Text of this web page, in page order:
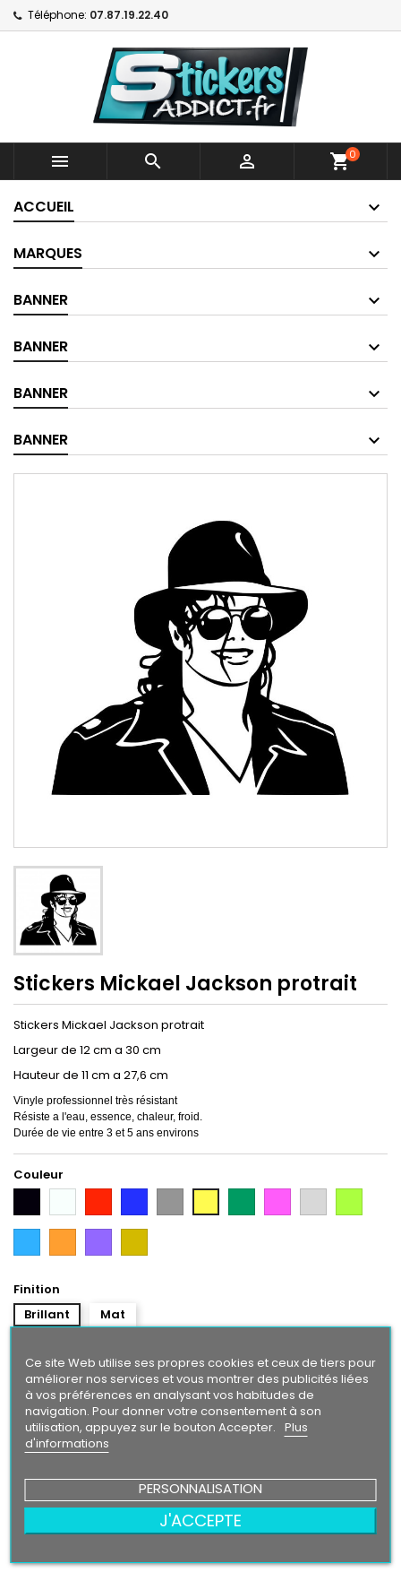
Téléphone: 07.87.19.22.40
   shopping_cart0
ACCUEIL
MARQUES
BANNER
BANNER
BANNER
BANNER
Stickers Mickael Jackson protrait
Stickers Mickael Jackson protrait
Largeur de 12 cm a 30 cm
Hauteur de 11 cm a 27,6 cm
Vinyle professionnel très résistant
Résiste a l'eau, essence, chaleur, froid.
Durée de vie entre 3 et 5 ans environs
Couleur
ArgentCitron
Intense
Finition
Brillant
Mat
Taille
5,90 €
Quantité  Ajouter au panier
Partager
Ce site Web utilise ses propres cookies et ceux de tiers pour
améliorer nos services et vous montrer des publicités liées
à vos préférences en analysant vos habitudes de
navigation. Pour donner votre consentement à son
utilisation, appuyez sur le bouton Accepter. Plus
d'informations
PERSONNALISATION
J'ACCEPTE